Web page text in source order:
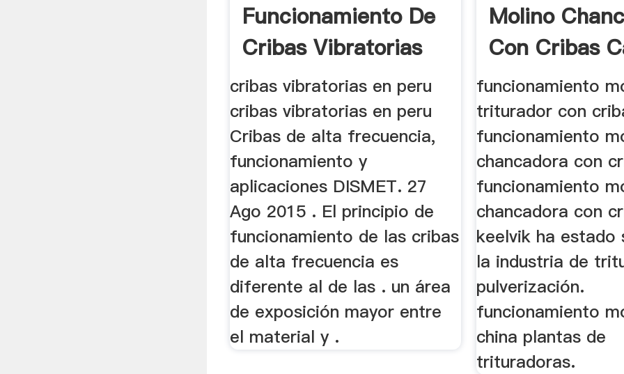
Funcionamiento De
Cribas Vibratorias
cribas vibratorias en peru
cribas vibratorias en peru
Cribas de alta frecuencia,
funcionamiento y
aplicaciones DISMET. 27
Ago 2015 . El principio de
funcionamiento de las cribas
de alta frecuencia es
diferente al de las . un área
de exposición mayor entre
el material y .
Molino
Con Cribas
funcionamiento
triturador con
funcionamiento
chancadora con
funcionamiento
chancadora con
keelvik ha estado
la industria de
pulverización.
funcionamiento
china plantas de
trituradoras.